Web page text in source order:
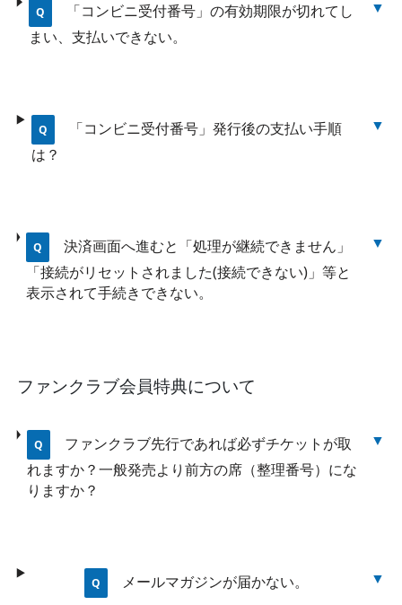
「コンビニ受付番号」の有効期限が切れてし
まい、支払いできない。
「コンビニ受付番号」発行後の支払い手順
は？
決済画面へ進むと「処理が継続できません」
「接続がリセットされました(接続できない)」等と
表示されて手続きできない。
ファンクラブ会員特典について
ファンクラブ先行であれば必ずチケットが取
れますか？一般発売より前方の席（整理番号）にな
りますか？
メールマガジンが届かない。